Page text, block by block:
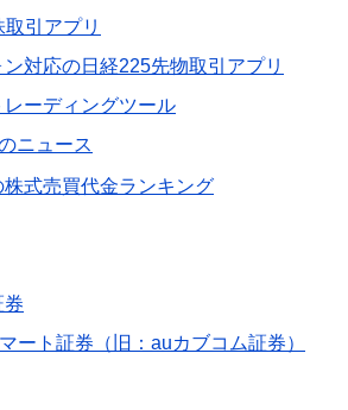
引アプリ
対応の日経225先物取引アプリ
レーディングツール
ニュース
式売買代金ランキング
券
ート証券（旧：auカブコム証券）